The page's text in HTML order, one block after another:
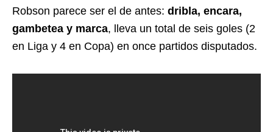
Robson parece ser el de antes: dribla, encara,
gambetea y marca, lleva un total de seis goles (2
en Liga y 4 en Copa) en once partidos disputados.